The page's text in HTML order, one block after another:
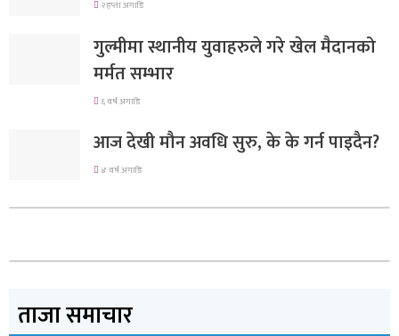
२ हप्ता अगाडि
गुल्मीमा स्थानीय युवाहरुले गरे खेल मैदानको
मर्मत सम्भार
६ वर्ष अगाडि
आज देखी मौन अवधि सुरु, के के गर्न पाइदैन?
४ वर्ष अगाडि
ताजा समाचार